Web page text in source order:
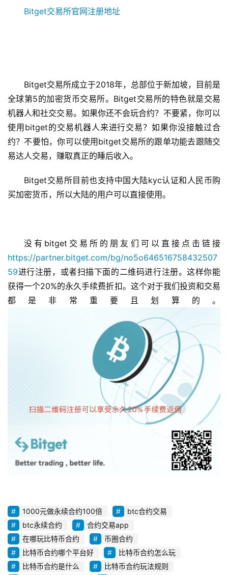
Bitget交易所官网注册地址
Bitget交易所成立于2018年，总部位于新加坡，目前是
全球第5的加密货币交易所。Bitget交易所的特色就是交易
机器人和社交交易。如果你还不会玩合约？不要紧，你可以
使用bitget的交易机器人来进行交易？如果你没接触过合
约？不要怕，你可以使用bitget交易所的跟单功能去跟随交
易达人交易，赚取真正的睡后收入。
Bitget交易所目前也支持中国大陆kyc认证和人民币购
买加密货币，所以大陆的用户可以直接使用。
没有bitget交易所的朋友们可以直接点击链接
https://partner.bitget.com/bg/no5o646516758432507
59进行注册，或者扫描下面的二维码进行注册。这样你能
获得一个20%的永久手续费折扣。这个对于我们投资和交易
都是非常重要且划算的。
1000元做永续合约100倍
btc合约交易
btc永续合约
合约交易app
在哪玩比特币合约
币圈合约
比特币合约哪个平台好
比特币合约怎么玩
比特币合约是什么
比特币合约玩法规则